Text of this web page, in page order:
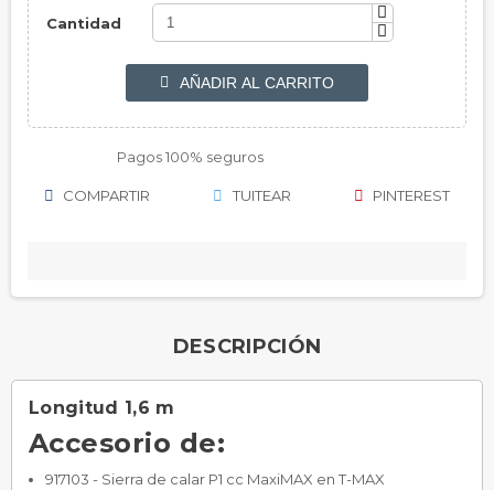
Cantidad
 AÑADIR AL CARRITO
Pagos 100% seguros
COMPARTIR TUITEAR PINTEREST
DESCRIPCIÓN
Longitud 1,6 m
Accesorio de:
917103 - Sierra de calar P1 cc MaxiMAX en T-MAX